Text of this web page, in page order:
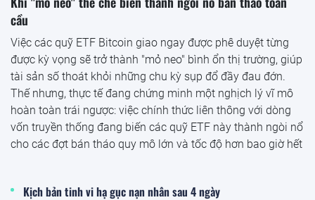
cầu
Việc các quỹ ETF Bitcoin giao ngay được phê duyệt từng
được kỳ vọng sẽ trở thành "mỏ neo" bình ổn thị trường, giúp
tài sản số thoát khỏi những chu kỳ sụp đổ đầy đau đớn.
Thế nhưng, thực tế đang chứng minh một nghịch lý vĩ mô
hoàn toàn trái ngược: việc chính thức liên thông với dòng
vốn truyền thống đang biến các quỹ ETF này thành ngòi nổ
cho các đợt bán tháo quy mô lớn và tốc độ hơn bao giờ hết
Kịch bản tinh vi hạ gục nạn nhân sau 4 ngày